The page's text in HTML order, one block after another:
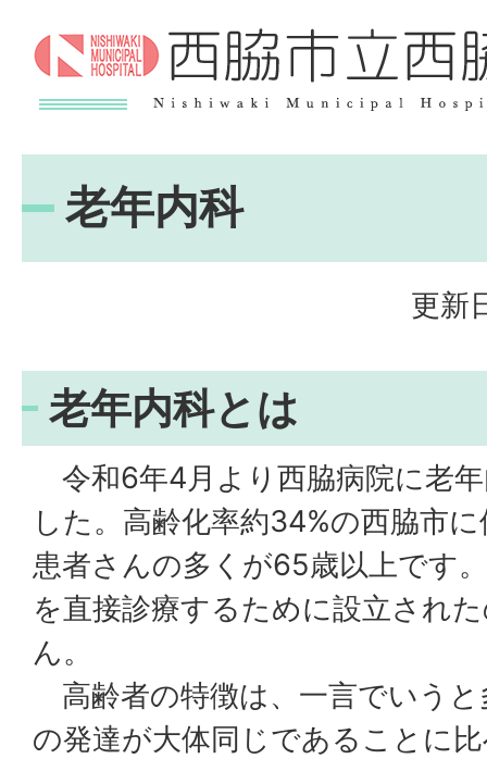
老年内科
更新
老年内科とは
令和6年4月より西脇病院に老
した。高齢化率約34%の西脇市
患者さんの多くが65歳以上です
を直接診療するために設立され
ん。
高齢者の特徴は、一言でいう
の発達が大体同じであることに